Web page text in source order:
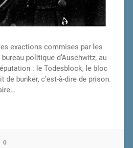
exactions commises par les
politique d’Auschwitz, au
: le Todesblock, le bloc
de bunker, c’est-à-dire de prison.
0